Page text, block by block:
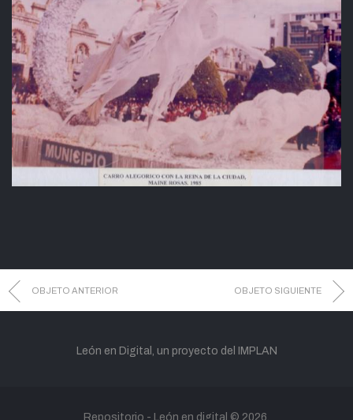
OBJETO ANTERIOR OBJETO SIGUIENTE
León en Digital, un proyecto del IMPLAN
Repositorio - León en digital © 2026.